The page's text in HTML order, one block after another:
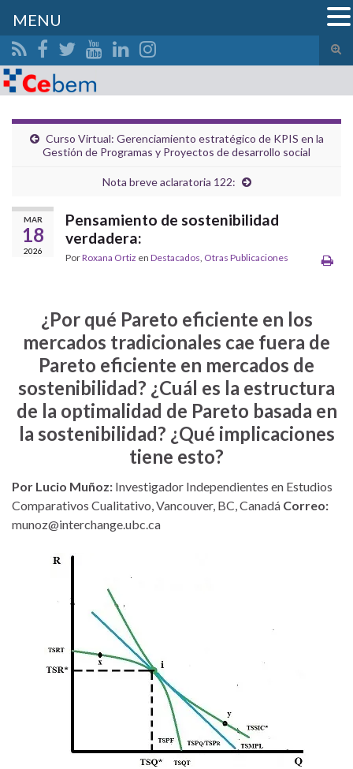
el
Search for:
Curso Virtual: Gerenciamiento estratégico de KPIS en la
Gestión de Programas y Proyectos de desarrollo social
Nota breve aclaratoria 122:
MAR
18
2026
Pensamiento de sostenibilidad
verdadera:
PorRoxana Ortiz en Destacados, Otras Publicaciones
¿Por qué Pareto eficiente en los
mercados tradicionales cae fuera de
Pareto eficiente en mercados de
sostenibilidad? ¿Cuál es la estructura
de la optimalidad de Pareto basada en
la sostenibilidad? ¿Qué implicaciones
tiene esto?
Por Lucio Muñoz: Investigador Independientes en Estudios
Comparativos Cualitativo, Vancouver, BC, Canadá Correo:
munoz@interchange.ubc.ca
MENU